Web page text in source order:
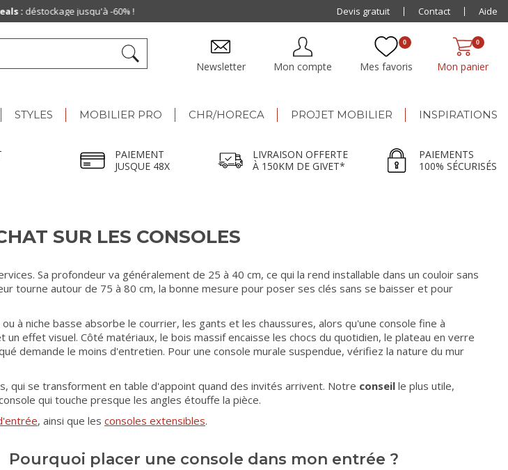
Mon panier
0
Mes favoris
0
Mon compte
Newsletter
STYLES MOBILIER PRO CHR/HORECA PROJET MOBILIER INSPIRATIONS
PAIEMENT
JUSQUE 48X
LIVRAISON OFFERTE
À 150KM DE GIVET*
PAIEMENTS
100% SÉCURISÉS
SUR LES CONSOLES
Sa profondeur va généralement de 25 à 40 cm, ce qui la rend installable dans un couloir sans
tourne autour de 75 à 80 cm, la bonne mesure pour poser ses clés sans se baisser et pour
à niche basse absorbe le courrier, les gants et les chaussures, alors qu'une console fine à
effet visuel. Côté matériaux, le bois massif encaisse les chocs du quotidien, le plateau en verre
demande le moins d'entretien. Pour une console murale suspendue, vérifiez la nature du mur
qui se transforment en table d'appoint quand des invités arrivent. Notre conseil le plus utile,
qui touche presque les angles étouffe la pièce.
, ainsi que les consoles extensibles.
Pourquoi placer une console dans mon entrée ?
:déstockage jusqu'à -60% ! Paiement jusqu'à48x
Devis gratuit Contact Aide